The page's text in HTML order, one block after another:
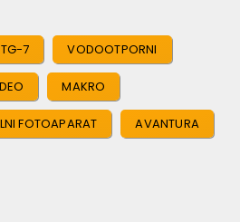
7 VODOOTPORNI
MAKRO
FOTOAPARAT AVANTURA